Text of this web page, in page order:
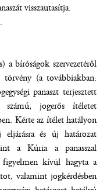
visszautasítja.
a bíróságok szervezetéről
(a továbbiakban:
panaszt terjesztett
jogerős ítéletet
Kérte az ítélet hatályon
és új határozat
a Kúria a panasszal
figyelmen kívül hagyta a
valamint jogkérdésben